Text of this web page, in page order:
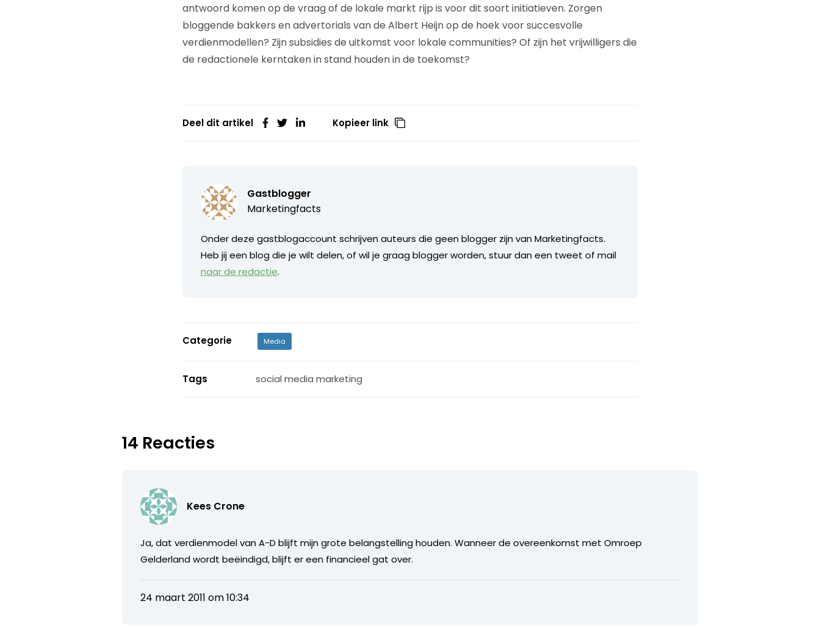
antwoord komen op de vraag of de lokale markt rijp is voor dit soort initiatieven. Zorgen
bloggende bakkers en advertorials van de Albert Heijn op de hoek voor succesvolle
verdienmodellen? Zijn subsidies de uitkomst voor lokale communities? Of zijn het vrijwilligers die
de redactionele kerntaken in stand houden in de toekomst?
Deel dit artikel Kopieer link
Gastblogger
Marketingfacts
Onder deze gastblogaccount schrijven auteurs die geen blogger zijn van Marketingfacts.
Heb jij een blog die je wilt delen, of wil je graag blogger worden, stuur dan een tweet of mail
naar de redactie.
Categorie Media
Tags social media marketing
14 Reacties
Kees Crone
Ja, dat verdienmodel van A-D blijft mijn grote belangstelling houden. Wanneer de overeenkomst met Omroep
Gelderland wordt beëindigd, blijft er een financieel gat over.
24 maart 2011 om 10:34